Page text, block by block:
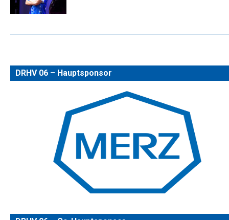
DRHV 06 – Hauptsponsor